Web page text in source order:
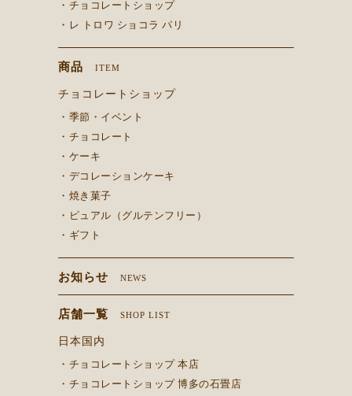
・チョコレートショップ
・レ トロワ ショコラ パリ
商品 ITEM
チョコレートショップ
・季節・イベント
・チョコレート
・ケーキ
・デコレーションケーキ
・焼き菓子
・ピュアル（グルテンフリー）
・ギフト
お知らせ NEWS
店舗一覧 SHOP LIST
日本国内
・チョコレートショップ 本店
・チョコレートショップ 博多の石畳店